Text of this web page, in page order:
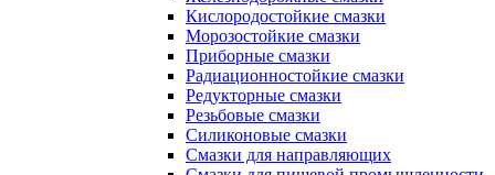
Кислородостойкие смазки
Морозостойкие смазки
Приборные смазки
Радиационностойкие смазки
Редукторные смазки
Резьбовые смазки
Силиконовые смазки
Смазки для направляющих